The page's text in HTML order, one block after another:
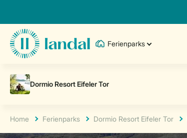
Ferienparks
Home Ferienparks Dormio Resort Eifeler Tor